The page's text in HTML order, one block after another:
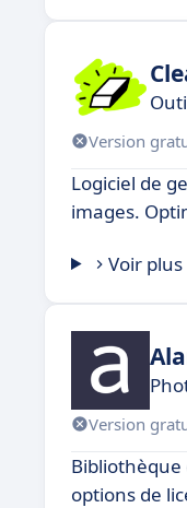
Version
Logiciel de
images.
Voir
Version
options de